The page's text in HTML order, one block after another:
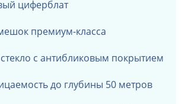
циферблат
премиум-класса
с антибликовым покрытием
до глубины 50 метров